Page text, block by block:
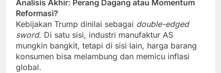
Analisis Akhir: Perang Dagang atau Momentum
Reformasi?
Kebijakan Trump dinilai sebagai double-edged
sword. Di satu sisi, industri manufaktur AS
mungkin bangkit, tetapi di sisi lain, harga barang
konsumen bisa melambung dan memicu inflasi
global.